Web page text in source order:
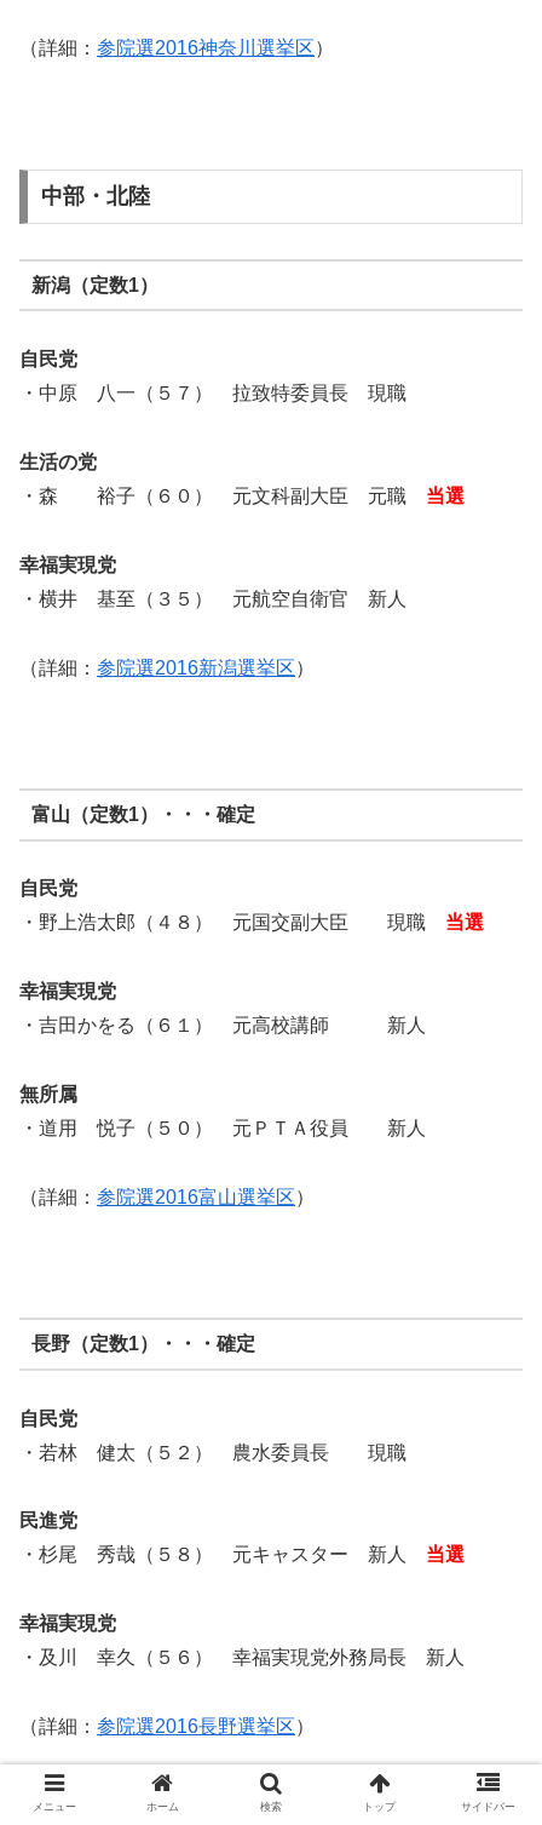
（詳細： 参院選2016神奈川選挙区）
中部・北陸
新潟（定数1）
自民党
・中原 八一（５７） 拉致特委員長 現職
生活の党
・森 裕子（６０） 元文科副大臣 元職 当選
幸福実現党
・横井 基至（３５） 元航空自衛官 新人
（詳細： 参院選2016新潟選挙区）
富山（定数1）・・・確定
自民党
・野上浩太郎（４８） 元国交副大臣 現職 当選
幸福実現党
・吉田かをる（６１） 元高校講師 新人
無所属
・道用 悦子（５０） 元ＰＴＡ役員 新人
（詳細： 参院選2016富山選挙区）
長野（定数1）・・・確定
自民党
・若林 健太（５２） 農水委員長 現職
民進党
・杉尾 秀哉（５８） 元キャスター 新人 当選
幸福実現党
・及川 幸久（５６） 幸福実現党外務局長 新人
（詳細： 参院選2016長野選挙区）
メニュー ホーム 検索 トップ サイドバー